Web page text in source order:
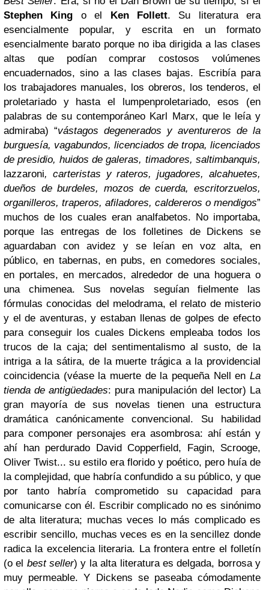
Stephen King o el KenFollett. Su literatura era
esencialmente popular, y escrita en un formato
esencialmente barato porque no iba dirigida a las clases
altas que podían comprar costosos volúmenes
encuadernados, sino a las clases bajas. Escribía para
los trabajadores manuales, los obreros, los tenderos, el
proletariado y hasta el lumpenproletariado, esos (en
palabras de su contemporáneo Karl Marx, que le leía y
admiraba) “vástagos degenerados y aventureros de la
burguesía, vagabundos, licenciados de tropa, licenciados
de presidio, huidos de galeras, timadores, saltimbanquis,
lazzaroni, carteristas y rateros, jugadores, alcahuetes,
dueños de burdeles, mozos de cuerda, escritorzuelos,
organilleros, traperos, afiladores, caldereros o mendigos”
muchos de los cuales eran analfabetos. No importaba,
porque las entregas de los folletines de Dickens se
aguardaban con avidez y se leían en voz alta, en
público, en tabernas, en pubs, en comedores sociales,
en portales, en mercados, alrededor de una hoguera o
una chimenea. Sus novelas seguían fielmente las
fórmulas conocidas del melodrama, el relato de misterio
y el de aventuras, y estaban llenas de golpes de efecto
para conseguir los cuales Dickens empleaba todos los
trucos de la caja; del sentimentalismo al susto, de la
intriga a la sátira, de la muerte trágica a la providencial
coincidencia (véase la muerte de la pequeña Nell en La
tienda de antigüedades: pura manipulación del lector) La
gran mayoría de sus novelas tienen una estructura
dramática canónicamente convencional. Su habilidad
para componer personajes era asombrosa: ahí están y
ahí han perdurado David Copperfield, Fagin, Scrooge,
Oliver Twist... su estilo era florido y poético, pero huía de
la complejidad, que habría confundido a su público, y que
por tanto habría comprometido su capacidad para
comunicarse con él. Escribir complicado no es sinónimo
de alta literatura; muchas veces lo más complicado es
escribir sencillo, muchas veces es en la sencillez donde
radica la excelencia literaria. La frontera entre el folletín
(o el best seller) y la alta literatura es delgada, borrosa y
muy permeable. Y Dickens se paseaba cómodamente